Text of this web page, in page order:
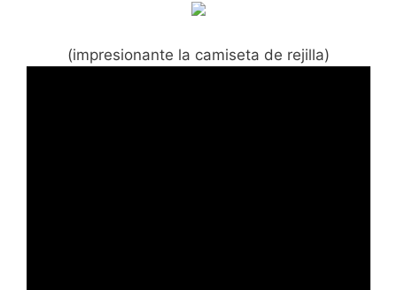
(impresionante la camiseta de rejilla)